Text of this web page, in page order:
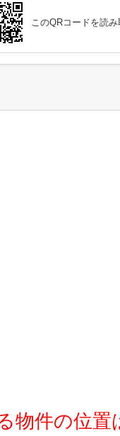
このQRコードを読
物件の位